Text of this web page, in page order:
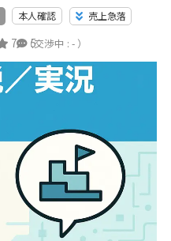
本人確認 売上急落
7 5
（交渉中 : - ）